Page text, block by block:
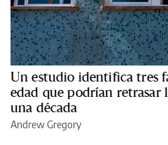
Un estudio identifica tres
edad que podrían retrasar
una década
Andrew Gregory